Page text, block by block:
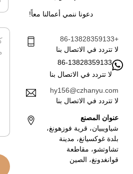
دعونا ننمي أعمالنا معاً!
+86-13828359133
لا تتردد في الاتصال بنا
86-13828359133
لا تتردد في الاتصال بنا
hy156@czhanyu.com
لا تتردد في الاتصال بنا
عنوان المصنع
شياويبيان، قرية فوزهونغ،
بلدة غوكسيانغ، مدينة
تشاوتشو، مقاطعة
قوانغدونغ، الصين
ه
ت
ف
ا